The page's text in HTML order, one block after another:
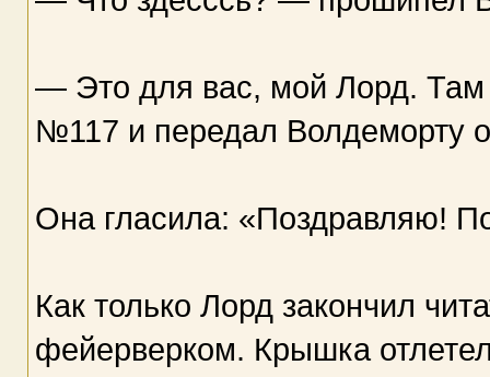
— Это для вас, мой Лорд. Там
№117 и передал Волдеморту
Она гласила: «Поздравляю!
Как только Лорд закончил
фейерверком. Крышка